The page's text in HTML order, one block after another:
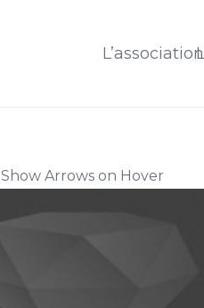
L’association
Show Arrows on Hover